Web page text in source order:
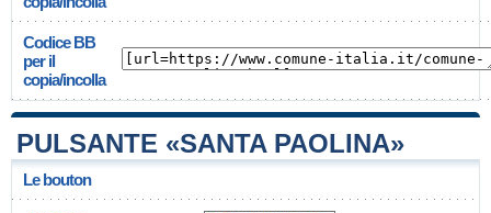
Codice BB
per il
copia/incolla
PULSANTE «SANTA PAOLINA»
Le bouton